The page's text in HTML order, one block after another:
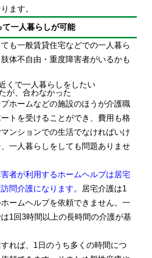
ます。
一人暮らしが可能
も一般賃貸住宅などでの一人暮ら
体不自由・重度障害者がいるかも
くで一人暮らしをしたい
が、合わなかった
ホームなどの施設のほうが介護職
トを受けることができ、費用も格
ンションでの生活でなければいけ
一人暮らしをしても問題ありませ
者が利用するホームヘルプは居宅
問介護になります。
居宅介護は1
ームヘルプを依頼できません。一
1回3時間以上の長時間の介護が基
れば、1日のうち多くの時間につ